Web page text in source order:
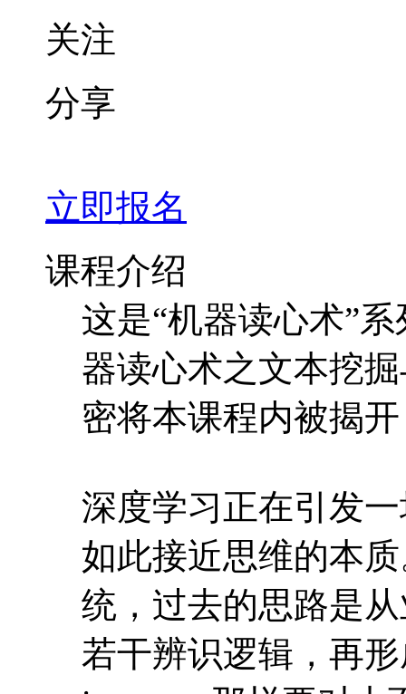
立即报名
课程介绍
器读心术之文本挖
密将本课程内被揭
深度学习正在引发
如此接近思维的本
统，过去的思路是
imagenet那样要对
问题，以往的技术
都因为过于复杂而
络的方法，把逻辑